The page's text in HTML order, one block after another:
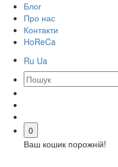
Блог
Про нас
Контакти
HoReCa
Ru Ua
0
Ваш кошик порожній!